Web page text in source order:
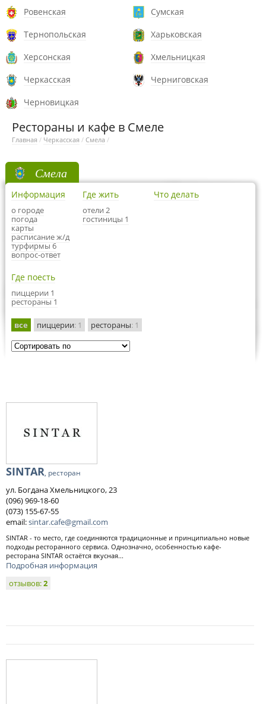
Ровенская
Сумская
Тернопольская
Харьковская
Херсонская
Хмельницкая
Черкасская
Черниговская
Черновицкая
Рестораны и кафе в Смеле
Главная / Черкасская / Смела /
Смела
Информация
о городе
погода
карты
расписание ж/д
турфирмы 6
вопрос-ответ
Где жить
отели 2
гостиницы 1
Что делать
Где поесть
пиццерии 1
рестораны 1
все пиццерии: 1 рестораны: 1
SINTAR, ресторан
ул. Богдана Хмельницкого, 23
(096) 969-18-60
(073) 155-67-55
email:sintar.cafe@gmail.com
SINTAR - то место, где соединяются традиционные и принципиально новые
подходы ресторанного сервиса. Однозначно, особенностью кафе-
ресторана SINTAR остаётся вкусная...
Подробная информация
отзывов:2